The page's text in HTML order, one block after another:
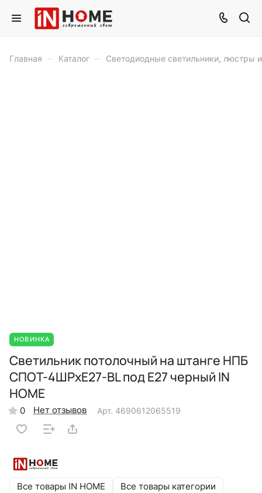
Главная – Каталог – Светодиодные светильники, люстры
НОВИНКА
Светильник потолочный на штанге НПБ
СПОТ-4ШРxЕ27-BL под Е27 черный IN
HOME
0 Нет отзывов Арт. 4690612065519
Все товары IN HOME Все товары категории